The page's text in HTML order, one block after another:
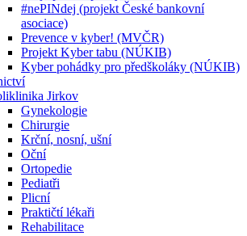
#nePINdej (projekt České bankovní
asociace)
Prevence v kyber! (MVČR)
Projekt Kyber tabu (NÚKIB)
Kyber pohádky pro předškoláky (NÚKIB)
Jirkov
Gynekologie
Chirurgie
Krční, nosní, ušní
Oční
Ortopedie
Pediatři
Plicní
Praktičtí lékaři
Rehabilitace